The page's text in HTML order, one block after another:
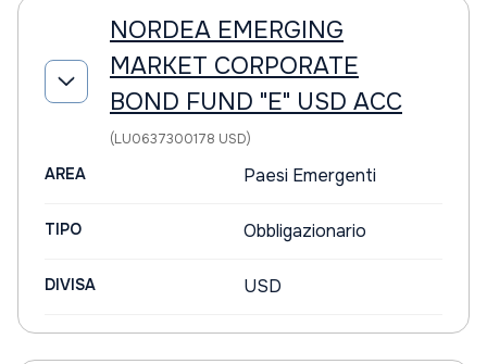
NORDEA EMERGING
MARKET CORPORATE
BOND FUND "E" USD ACC
(LU0637300178 USD)
AREA Paesi Emergenti
TIPO Obbligazionario
DIVISA USD